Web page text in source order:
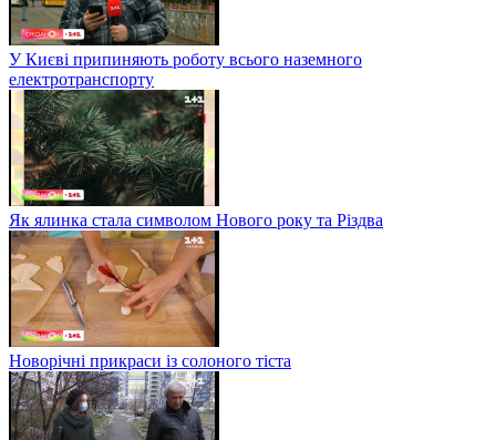
У Києві припиняють роботу всього наземного
електротранспорту
Як ялинка стала символом Нового року та Різдва
Новорічні прикраси із солоного тіста